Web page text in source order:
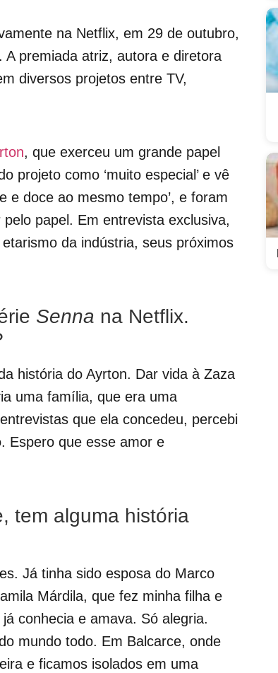
na Netflix, em 29 de outubro,
premiada atriz, autora e diretora
diversos projetos entre TV,
, que exerceu um grande papel
projeto como ‘muito especial’ e vê
e doce ao mesmo tempo’, e foram
papel. Em entrevista exclusiva,
da indústria, seus próximos
Senna na Netflix.
história do Ayrton. Dar vida à Zaza
uma família, que era uma
que ela concedeu, percebi
Espero que esse amor e
tem alguma história
Já tinha sido esposa do Marco
Márdila, que fez minha filha e
conhecia e amava. Só alegria.
mundo todo. Em Balcarce, onde
e ficamos isolados em uma